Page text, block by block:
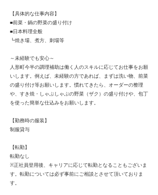
【具体的な仕事内容】
■前菜・鍋の野菜の盛り付け
■日本料理全般
┗焼き場、煮方、刺場等
～未経験でも安心～
人形町今半の調理補助は働く人のスキルに応じてお仕事をお願
いします。例えば、未経験の方であれば、まずは洗い物、前菜
の盛り付け等お願いします。慣れてきたら、オーダーの整理
や、すき焼・しゃぶしゃぶの野菜（ザク）の盛り付けや、包丁
を使った簡単な仕込みをお願いします。
【勤務時の服装】
制服貸与
【転勤】
転勤なし
※正社員登用後、キャリアに応じて転勤となることもございま
す。転勤については必ず事前にご相談とさせて頂いておりま
す。